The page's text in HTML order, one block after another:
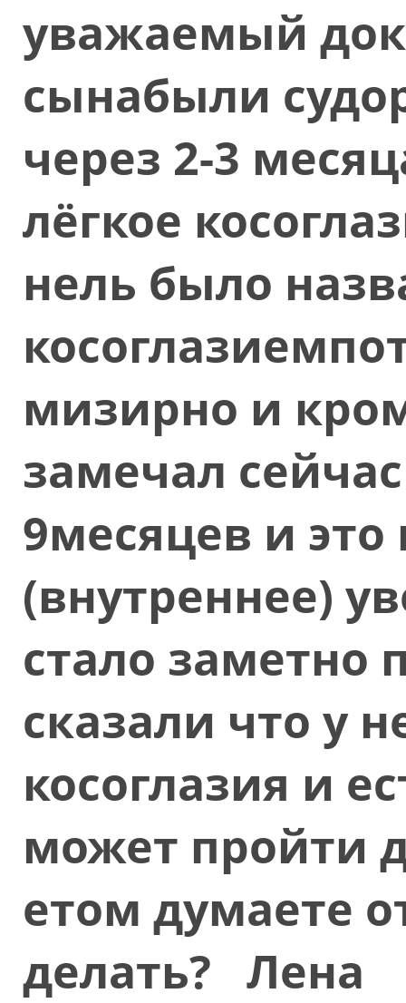
уважаемый
сынабыли
через 2-3
лёгкое
нель было
мизирно и
замечал
9месяцев и это
(внутреннее)
стало заметно
сказали что у
косоглазия и
может пройти
етом думаете
делать? Лена